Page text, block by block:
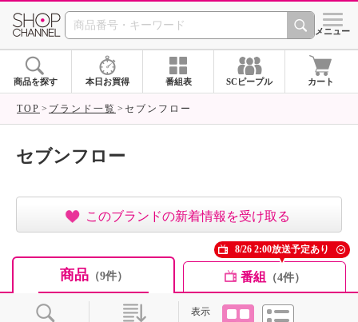
SHOP CHANNEL ショッ
メニュー
商品を探す 本日お買得 番組表 SCピープル カート
TOP ブランド一覧 セブンフロー
セブンフロー
このブランドの新着情報を受け取る
商品（9件） 番組 （4件）
8/26 2:00放送予定あり
表示
タイル